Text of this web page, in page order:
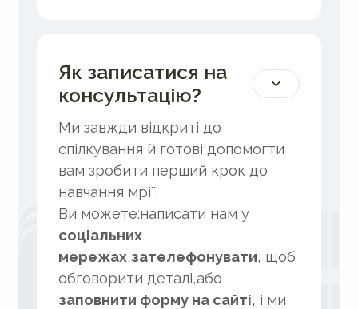
Як записатися на
консультацію?
Ми завжди відкриті до
спілкування й готові допомогти
вам зробити перший крок до
навчання мрії.
Ви можете:написати нам у
соціальних
мережах,зателефонувати, щоб
обговорити деталі,або
заповнити форму на сайті, і ми